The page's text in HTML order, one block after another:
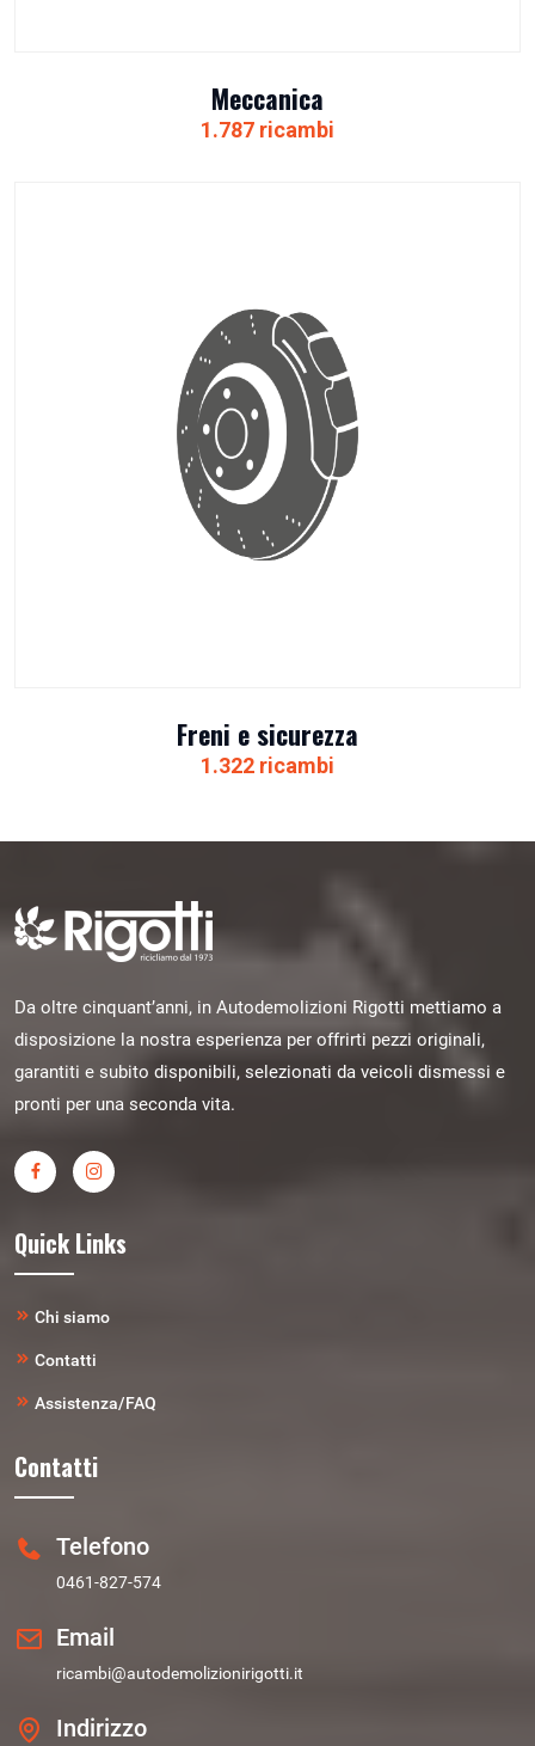
Meccanica
1.787 ricambi
Freni e sicurezza
1.322 ricambi
Da oltre cinquant’anni, in Autodemolizioni Rigotti mettiamo a
disposizione la nostra esperienza per offrirti pezzi originali,
garantiti e subito disponibili, selezionati da veicoli dismessi e
pronti per una seconda vita.
Quick Links
Chi siamo
Contatti
Assistenza/FAQ
Contatti
Telefono
0461-827-574
Email
ricambi@autodemolizionirigotti.it
Indirizzo